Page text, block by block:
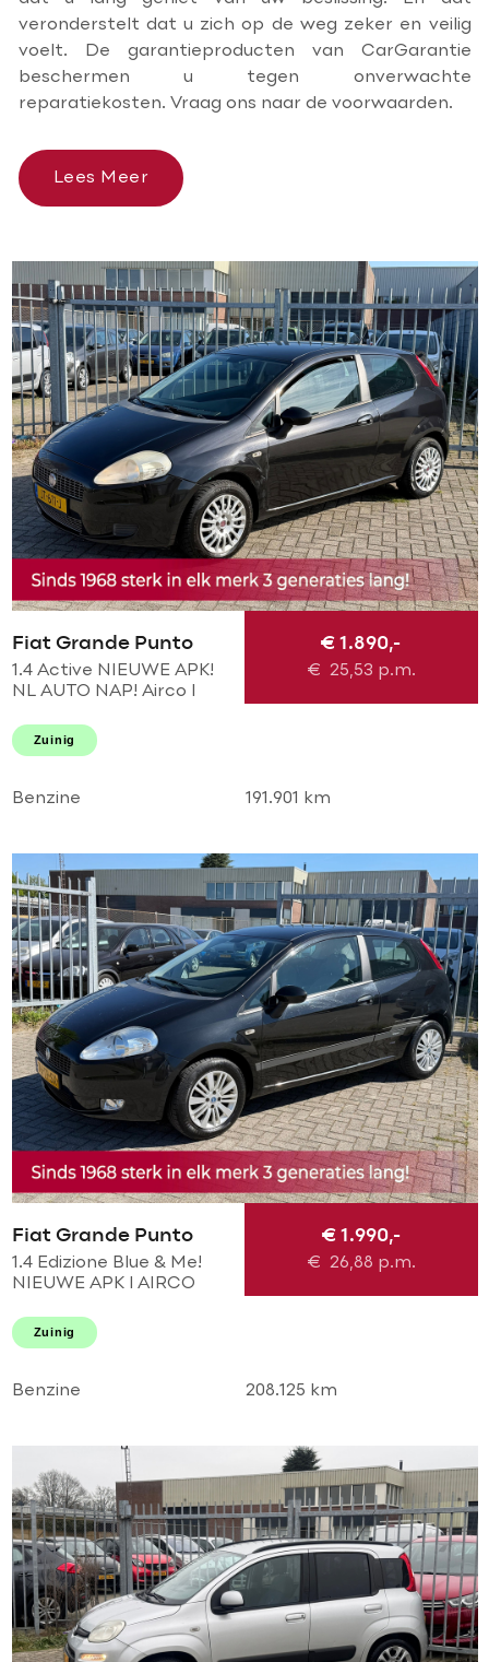
veronderstelt dat u zich op de weg zeker en veilig
voelt. De garantieproducten van CarGarantie
beschermen u tegen onverwachte
reparatiekosten. Vraag ons naar de voorwaarden.
Lees Meer
Fiat Grande Punto
1.4 Active NIEUWE APK!
NL AUTO NAP! Airco l
MTF-STUUR! PERFECT
ONDERHOUDEN! 2e
€ 1.890,-
€ 25,53 p.m.
Zuinig
Benzine 191.901 km
Fiat Grande Punto
1.4 Edizione Blue & Me!
NIEUWE APK l AIRCO
GOED ONDERHOUDEN!
€ 1.990,-
€ 26,88 p.m.
Zuinig
Benzine 208.125 km